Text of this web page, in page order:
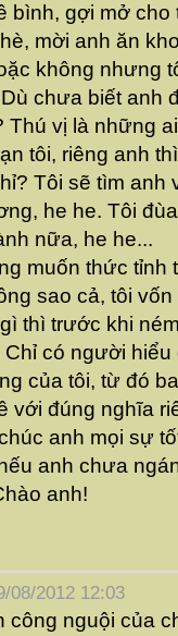
bình, gợi mở cho
mời anh ăn
không nhưng
chưa biết anh
Thú vị là những
tôi, riêng anh
Tôi sẽ tìm anh
he he. Tôi
nữa, he he...
muốn thức tỉnh
sao cả, tôi
thì trước khi
Chỉ có người
của tôi, từ đó
với đúng nghĩa
anh mọi sự
anh chưa
anh!
08/2012 12:03
công nguội của